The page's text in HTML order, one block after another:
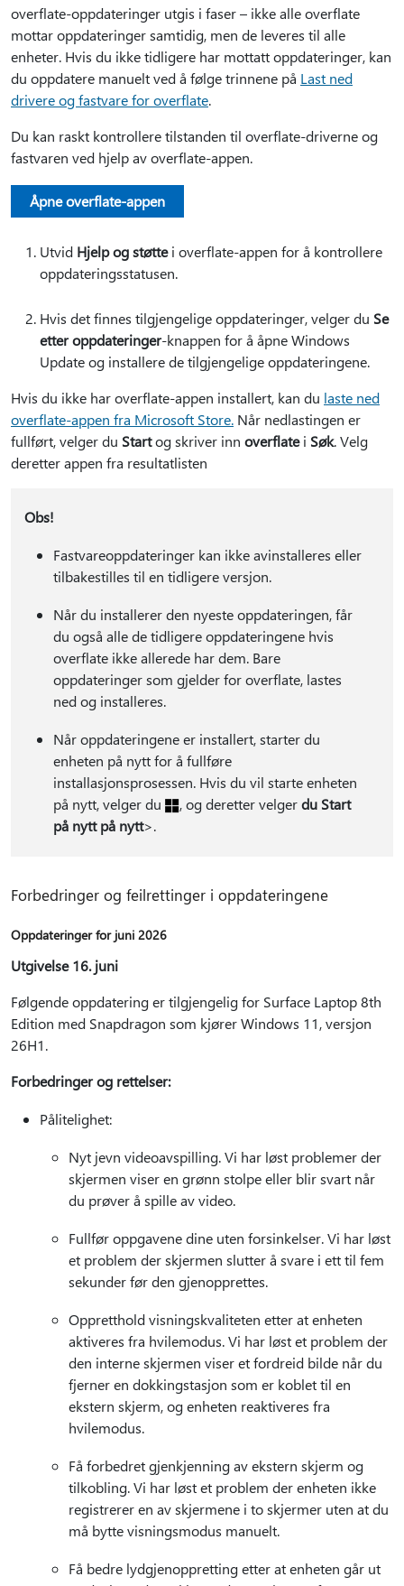
overflate-oppdateringer utgis i faser – ikke alle overflate
mottar oppdateringer samtidig, men de leveres til alle
enheter. Hvis du ikke tidligere har mottatt oppdateringer, kan
du oppdatere manuelt ved å følge trinnene på Last ned
drivere og fastvare for overflate.
Du kan raskt kontrollere tilstanden til overflate-driverne og
fastvaren ved hjelp av overflate-appen.
Åpne overflate-appen
Utvid Hjelp og støttei overflate-appen for å kontrollere
oppdateringsstatusen.
Hvis det finnes tilgjengelige oppdateringer, velger du Se
etter oppdateringer-knappen for å åpne Windows
Update og installere de tilgjengelige oppdateringene.
Hvis du ikke har overflate-appen installert, kan du laste ned
overflate-appen fra Microsoft Store. Når nedlastingen er
fullført, velger du Startog skriver inn overflatei Søk. Velg
deretter appen fra resultatlisten
Obs!
Fastvareoppdateringer kan ikke avinstalleres eller
tilbakestilles til en tidligere versjon.
Når du installerer den nyeste oppdateringen, får
du også alle de tidligere oppdateringene hvis
overflate ikke allerede har dem. Bare
oppdateringer som gjelder for overflate, lastes
ned og installeres.
Når oppdateringene er installert, starter du
enheten på nytt for å fullføre
installasjonsprosessen. Hvis du vil starte enheten
på nytt, velger du
, og deretter velgerdu Start
på nytt på nytt>.
Forbedringer og feilrettinger i oppdateringene
Oppdateringer for juni 2026
Utgivelse 16. juni
Følgende oppdatering er tilgjengelig for Surface Laptop 8th
Edition med Snapdragon som kjører Windows 11, versjon
26H1.
Forbedringer og rettelser:
Pålitelighet:
Nyt jevn videoavspilling. Vi har løst problemer der
skjermen viser en grønn stolpe eller blir svart når
du prøver å spille av video.
Fullfør oppgavene dine uten forsinkelser. Vi har løst
et problem der skjermen slutter å svare i ett til fem
sekunder før den gjenopprettes.
Oppretthold visningskvaliteten etter at enheten
aktiveres fra hvilemodus. Vi har løst et problem der
den interne skjermen viser et fordreid bilde når du
fjerner en dokkingstasjon som er koblet til en
ekstern skjerm, og enheten reaktiveres fra
hvilemodus.
Få forbedret gjenkjenning av ekstern skjerm og
tilkobling. Vi har løst et problem der enheten ikke
registrerer en av skjermene i to skjermer uten at du
må bytte visningsmodus manuelt.
Få bedre lydgjenoppretting etter at enheten går ut